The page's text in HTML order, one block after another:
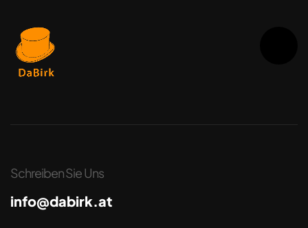
Schreiben Sie Uns
info@dabirk.at